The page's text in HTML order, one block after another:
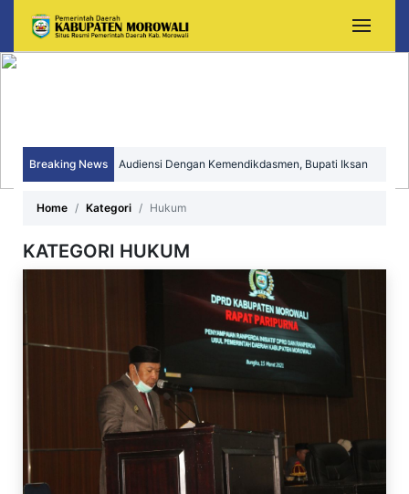
Breaking News Sekda Morowali Yusman Mahbub Hadiri Peringatan
HUT ke-15 Kecamatan Bungku Timur
Perjuangkan Peningkatan Mutu dan Pemerataan
Home
Kategori Hukum
KATEGORI HUKUM